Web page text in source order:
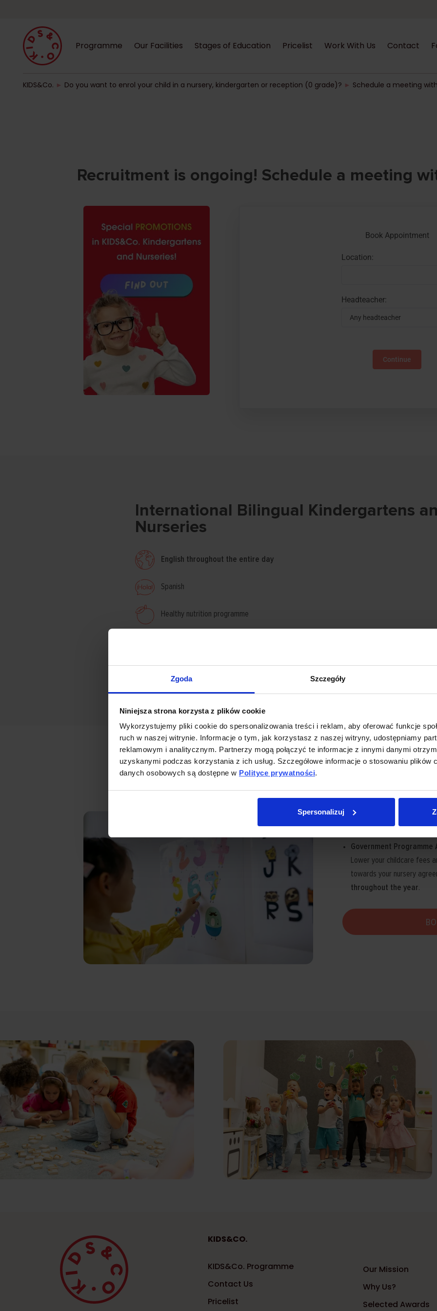
Zgoda Szczegóły
Niniejsza strona korzysta z plików cookie
Wykorzystujemy pliki cookie do spersonalizowania treści i reklam, aby oferować funkcje
ruch w naszej witrynie. Informacje o tym, jak korzystasz z naszej witryny, udostępniamy
reklamowym i analitycznym. Partnerzy mogą połączyć te informacje z innymi danymi
uzyskanymi podczas korzystania z ich usług. Szczegółowe informacje o stosowaniu plików
danych osobowych są dostępne w Polityce prywatności.
Spersonalizuj
Programme Our Facilities Stages of Education Pricelist Work With Us Contact
KIDS&Co. ► Do you want to enrol your child in a nursery, kindergarten or reception (0 grade)? ► Schedule a meeting
Recruitment is ongoing! Schedule a meeting
Book Appointment
Location:
Headteacher:
Continue
International Bilingual Kindergartens
Nurseries
English throughout the entire day
Spanish
Healthy nutrition programme
Special offers!
Government Programme
Lower your childcare fees
towards your nursery
throughout the year.
KIDS&CO.
KIDS&Co. Programme
Contact Us
Pricelist
Our Mission
Why Us?
Selected Awards